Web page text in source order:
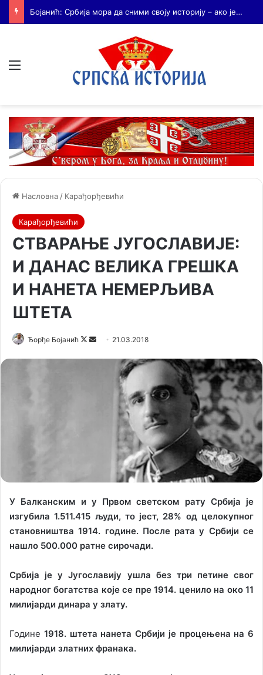
Бојанић: Када се гради – некоме смета. Када се не гради – сви се жале
Насловна / Карађорђевићи
Карађорђевићи
СТВАРАЊЕ ЈУГОСЛАВИЈЕ:
И ДАНАС ВЕЛИКА ГРЕШКА
И НАНЕТА НЕМЕРЉИВА
ШТЕТА
Ђорђе Бојанић
F
21.03.2018
У Балканским и у Првом светском рату Србија је
изгубила 1.511.415 људи, то јест, 28% од целокупног
становништва 1914. године. После рата у Србији се
нашло 500.000 ратне сирочади.
Србија је у Југославију ушла без три петине свог
народног богатства које се пре 1914. ценило на око 11
милијарди динара у злату.
Године 1918. штета нанета Србији је процењена на 6
милијарди златних франака.